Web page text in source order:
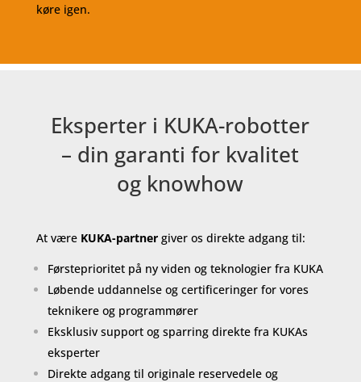
køre igen.
Eksperter i KUKA-robotter
– din garanti for kvalitet
og knowhow
At være KUKA-partnergiver os direkte adgang til:
Førsteprioritet på ny viden og teknologier fra KUKA
Løbende uddannelse og certificeringer for vores
teknikere og programmører
Eksklusiv support og sparring direkte fra KUKAs
eksperter
Direkte adgang til originale reservedele og